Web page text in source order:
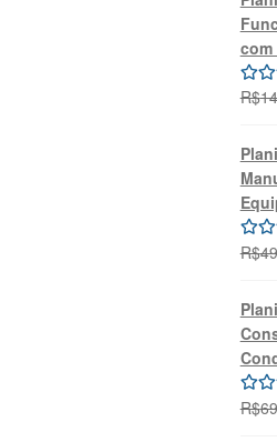
com
R$
R$
R$